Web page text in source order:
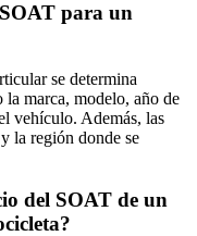
para un
se determina
la marca, modelo, año de
vehículo. Además, las
la región donde se
del SOAT de un